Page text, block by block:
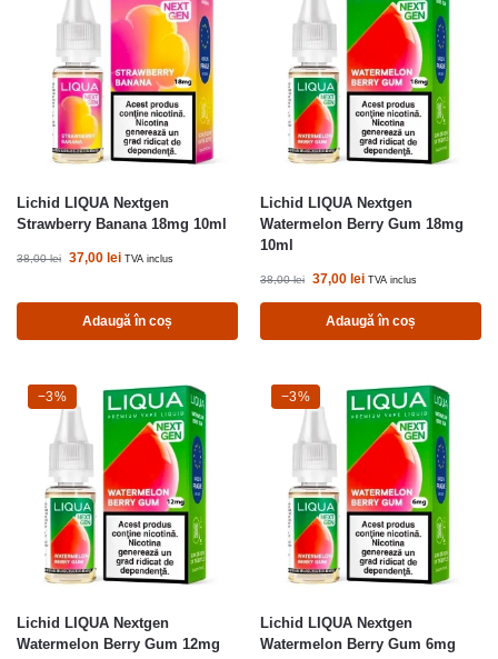
Lichid LIQUA Nextgen
Strawberry Banana 18mg 10ml
38,00lei 37,00 lei TVA inclus
Adaugă în coș
Lichid LIQUA Nextgen
Watermelon Berry Gum 18mg
10ml
38,00lei 37,00 lei TVA inclus
Adaugă în coș
-3%
−3%
Lichid LIQUA Nextgen
Watermelon Berry Gum 12mg
-3%
−3%
Lichid LIQUA Nextgen
Watermelon Berry Gum 6mg